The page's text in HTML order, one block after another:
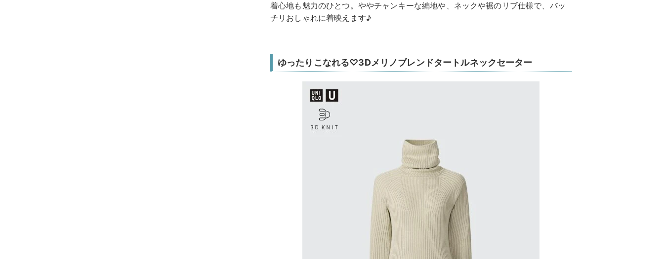
着心地も魅力のひとつ。ややチャンキーな編地や、ネックや裾のリブ仕様で、バッ
チリおしゃれに着映えます♪
ゆったりこなれる♡3Dメリノブレンドタートルネックセーター